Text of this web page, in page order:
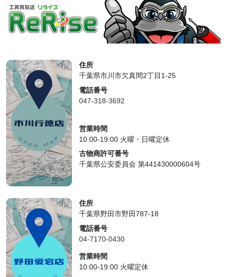
住所
千葉県市川市欠真間2丁目1-25
電話番号
047-318-3692
営業時間
10:00-19:00 火曜・日曜定休
古物商許可番号
千葉県公安委員会 第441430000604号
住所
千葉県野田市野田787-18
電話番号
04-7170-0430
営業時間
10:00-19:00 火曜定休